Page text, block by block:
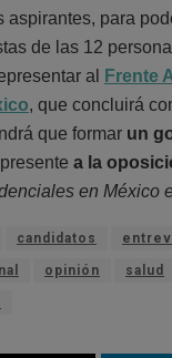
aspirantes, para
de las 12
al
Frente
, que concluirá
que formar un
a la
en México
candidatos
opinión salud